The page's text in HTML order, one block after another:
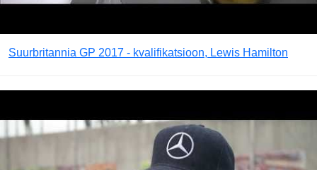
Suurbritannia GP 2017 - kvalifikatsioon, Lewis Hamilton